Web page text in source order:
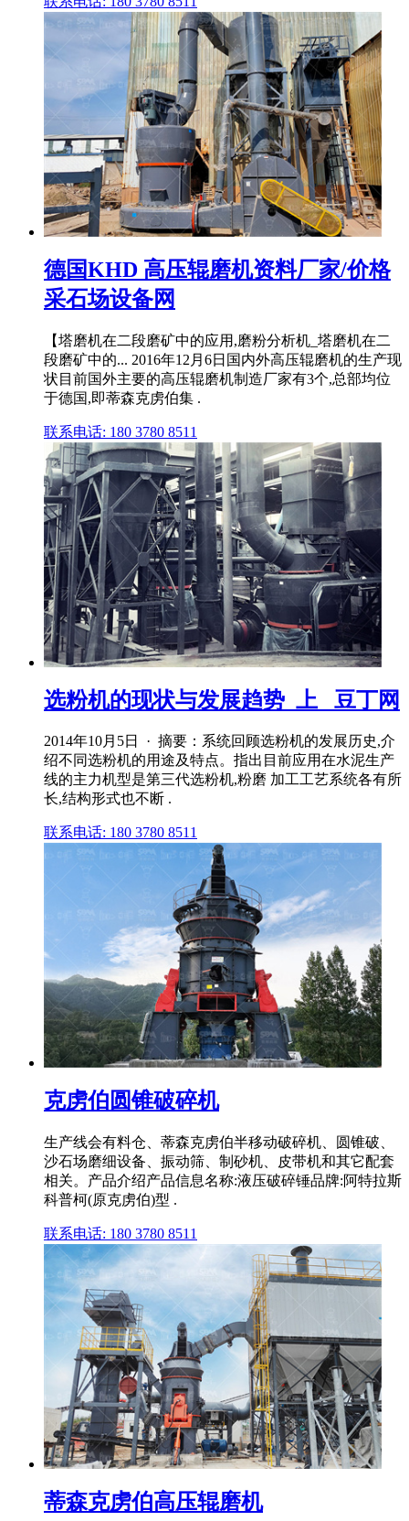
德国KHD 高压辊磨机资料厂家/价格
采石场设备网
【塔磨机在二段磨矿中的应用,磨粉分析机_塔磨机在二
段磨矿中的... 2016年12月6日国内外高压辊磨机的生产现
状目前国外主要的高压辊磨机制造厂家有3个,总部均位
于德国,即蒂森克虏伯集 .
联系电话: 180 3780 8511
选粉机的现状与发展趋势_上_ 豆丁网
2014年10月5日 · 摘要：系统回顾选粉机的发展历史,介
绍不同选粉机的用途及特点。指出目前应用在水泥生产
线的主力机型是第三代选粉机,粉磨 加工工艺系统各有所
长,结构形式也不断 .
联系电话: 180 3780 8511
克虏伯圆锥破碎机
生产线会有料仓、蒂森克虏伯半移动破碎机、圆锥破、
沙石场磨细设备、振动筛、制砂机、皮带机和其它配套
相关。产品介绍产品信息名称:液压破碎锤品牌:阿特拉斯
科普柯(原克虏伯)型 .
联系电话: 180 3780 8511
蒂森克虏伯高压辊磨机